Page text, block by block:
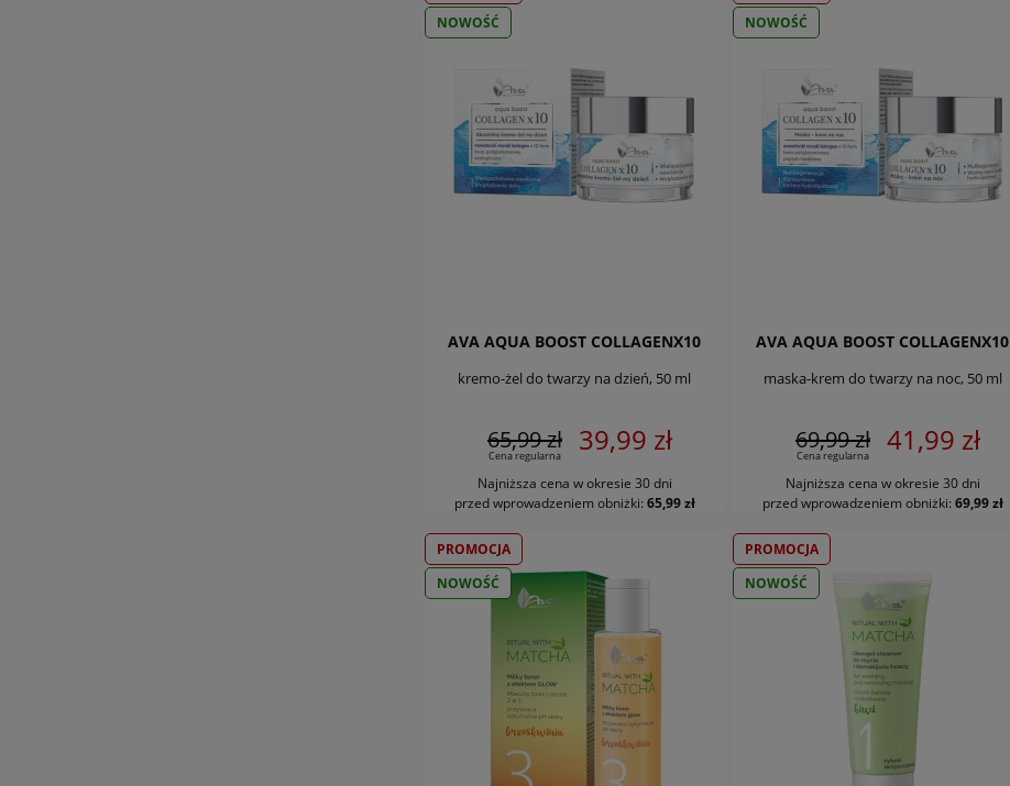
AVA AQUA BOOST COLLAGENX10
kremo-żel do twarzy na dzień, 50 ml
65,99 zł
Cena regularna 39,99 zł
Najniższa cena w okresie 30 dni
przed wprowadzeniem obniżki: 65,99 zł
DO KOSZYKA
NOWOŚĆ
AVA AQUA BOOST COLLAGENX10
maska-krem do twarzy na noc, 50 ml
69,99 zł
Cena regularna 41,99 zł
Najniższa cena w okresie 30 dni
przed wprowadzeniem obniżki: 69,99 zł
DO KOSZYKA
NOWOŚĆ
PROMOCJA
NOWOŚĆ
PROMOCJA
NOWOŚĆ